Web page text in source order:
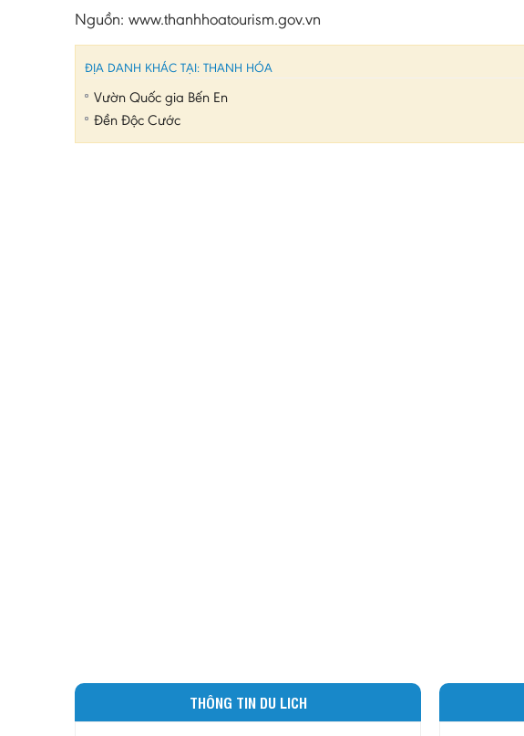
Nguồn: www.thanhhoatourism.gov.vn
ĐỊA DANH KHÁC TẠI: THANH HÓA
Vườn Quốc gia Bến En
Đền Độc Cước
THÔNG TIN DU LICH